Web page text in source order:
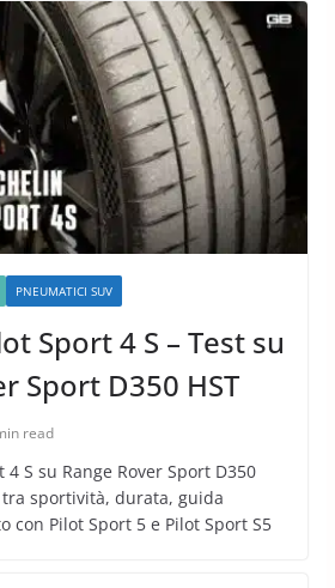
PNEUMATICI SUV
Sport 4 S – Test su
Sport D350 HST
read
S su Range Rover Sport D350
tra sportività, durata, guida
con Pilot Sport 5 e Pilot Sport S5